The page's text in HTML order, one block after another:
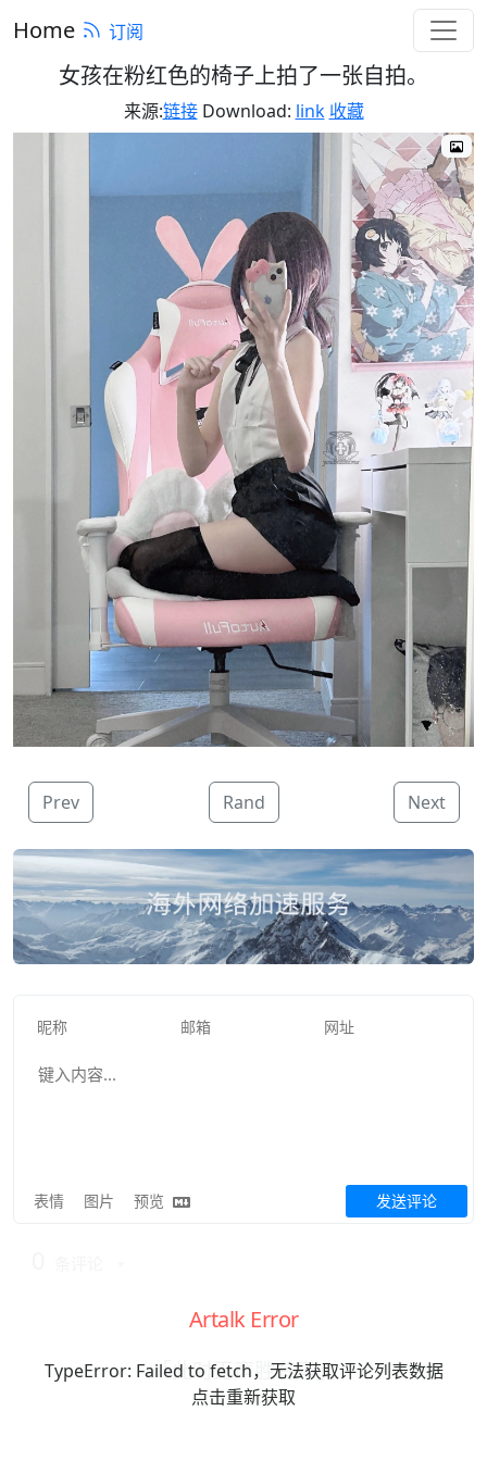
Home 订阅
女孩在粉红色的椅子上拍了一张自拍。
来源:链接Download: link 收藏
Prev Rand Next
表情 图片 预览 发送评论
「此时无声胜有声」
Artalk Error
TypeError: Failed to fetch，无法获取评论列表数据
点击重新获取